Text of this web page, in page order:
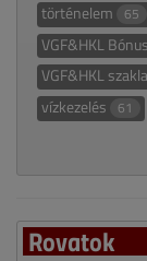
történelem 65
VGF&HKL
VGF&HKL
vízkezelés 61
Rovatok